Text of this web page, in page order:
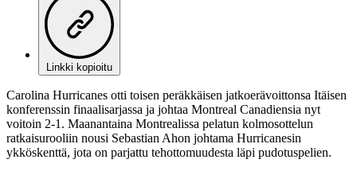
Linkki kopioitu
Carolina Hurricanes otti toisen peräkkäisen jatkoerävoittonsa Itäisen
konferenssin finaalisarjassa ja johtaa Montreal Canadiensia nyt
voitoin 2-1. Maanantaina Montrealissa pelatun kolmosottelun
ratkaisurooliin nousi Sebastian Ahon johtama Hurricanesin
ykköskenttä, jota on parjattu tehottomuudesta läpi pudotuspelien.